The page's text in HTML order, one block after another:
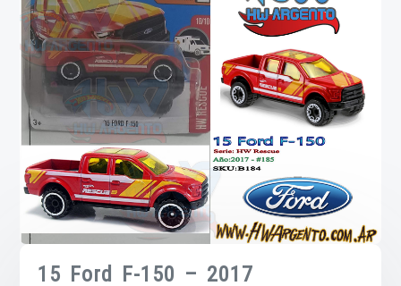
15 Ford F-150 – 2017